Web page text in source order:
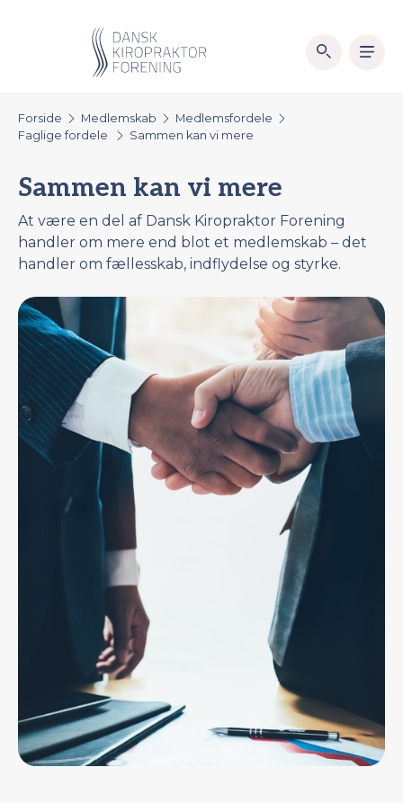
Forside Medlemskab
Medlemsfordele
Faglige fordele
Sammen kan vi mere
Sammen kan vi mere
At være en del af Dansk Kiropraktor Forening
handler om mere end blot et medlemskab – det
handler om fællesskab, indflydelse og styrke.